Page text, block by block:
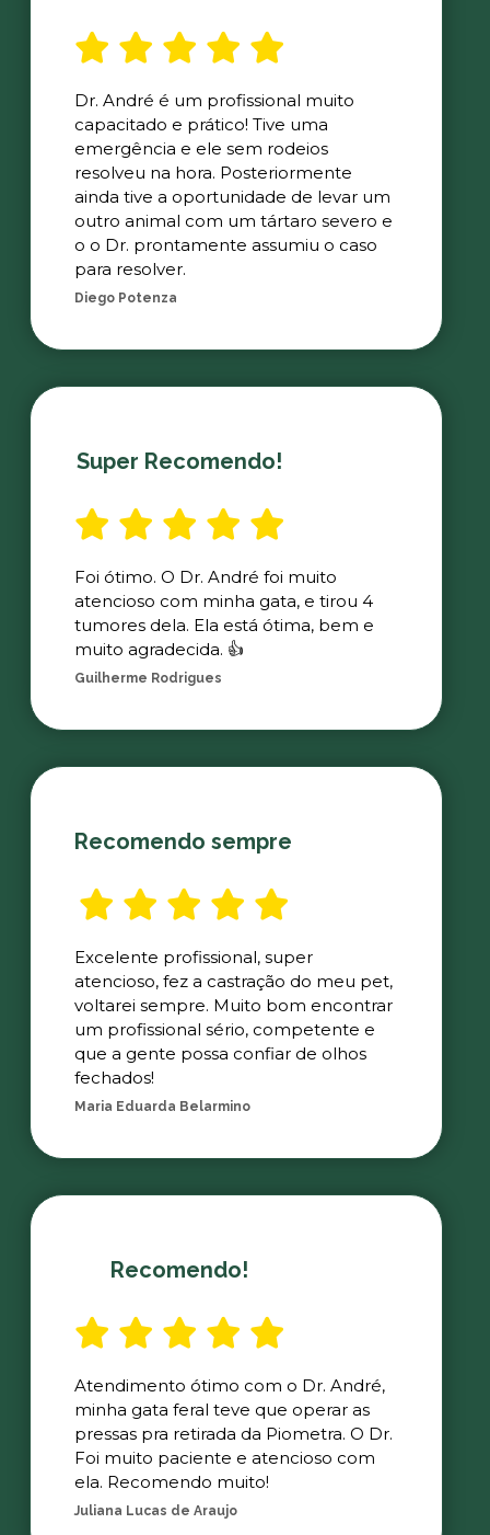
Dr. André é um profissional muito
capacitado e prático! Tive uma
emergência e ele sem rodeios
resolveu na hora. Posteriormente
ainda tive a oportunidade de levar um
outro animal com um tártaro severo e
o o Dr. prontamente assumiu o caso
para resolver.
Diego Potenza
Super Recomendo!
Foi ótimo. O Dr. André foi muito
atencioso com minha gata, e tirou 4
tumores dela. Ela está ótima, bem e
muito agradecida. 👍
Guilherme Rodrigues
Recomendo sempre
Excelente profissional, super
atencioso, fez a castração do meu pet,
voltarei sempre. Muito bom encontrar
um profissional sério, competente e
que a gente possa confiar de olhos
fechados!
Maria Eduarda Belarmino
Recomendo!
Atendimento ótimo com o Dr. André,
minha gata feral teve que operar as
pressas pra retirada da Piometra. O Dr.
Foi muito paciente e atencioso com
ela. Recomendo muito!
Juliana Lucas de Araujo